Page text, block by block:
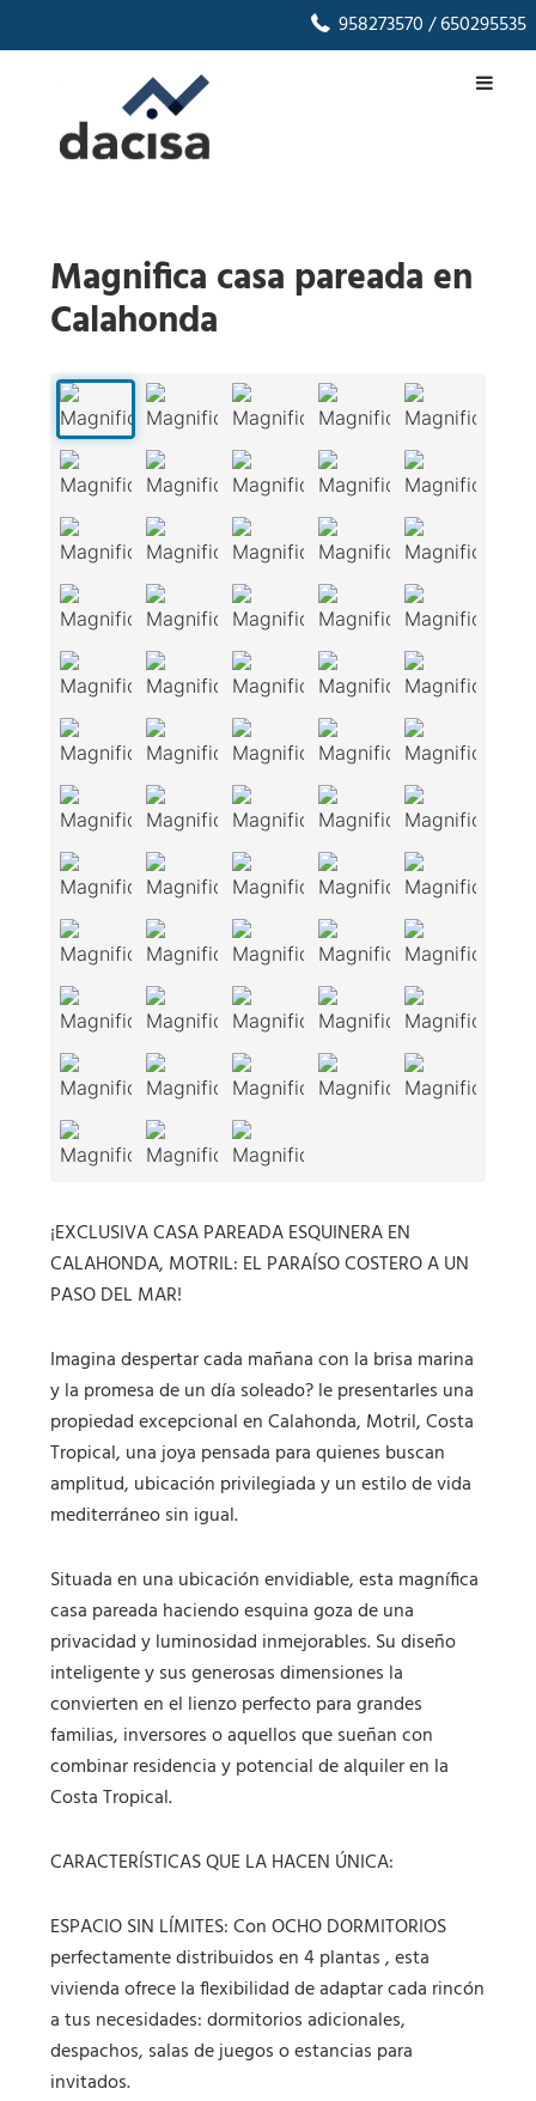
958273570/ 650295535
Magnifica casa pareada en
Calahonda
¡EXCLUSIVA CASA PAREADA ESQUINERA EN
CALAHONDA, MOTRIL: EL PARAÍSO COSTERO A UN
PASO DEL MAR!
Imagina despertar cada mañana con la brisa marina
y la promesa de un día soleado? le presentarles una
propiedad excepcional en Calahonda, Motril, Costa
Tropical, una joya pensada para quienes buscan
amplitud, ubicación privilegiada y un estilo de vida
mediterráneo sin igual.
Situada en una ubicación envidiable, esta magnífica
casa pareada haciendo esquina goza de una
privacidad y luminosidad inmejorables. Su diseño
inteligente y sus generosas dimensiones la
convierten en el lienzo perfecto para grandes
familias, inversores o aquellos que sueñan con
combinar residencia y potencial de alquiler en la
Costa Tropical.
CARACTERÍSTICAS QUE LA HACEN ÚNICA:
ESPACIO SIN LÍMITES: Con OCHO DORMITORIOS
perfectamente distribuidos en 4 plantas , esta
vivienda ofrece la flexibilidad de adaptar cada rincón
a tus necesidades: dormitorios adicionales,
despachos, salas de juegos o estancias para
invitados.